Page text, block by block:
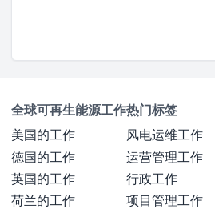
全球可再生能源工作
美国的工作
德国的工作
英国的工作
荷兰的工作
热门标签
风电运维工作
运营管理工作
行政工作
项目管理工作